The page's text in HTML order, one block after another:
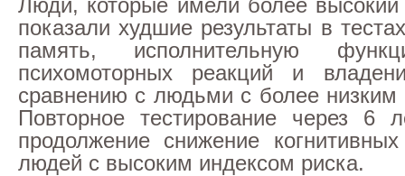
Люди, которые имели более высокий
показали худшие результаты в
память, исполнительную
психомоторных реакций и
сравнению с людьми с более низким
Повторное тестирование через 6
продолжение снижение
людей с высоким индексом риска.